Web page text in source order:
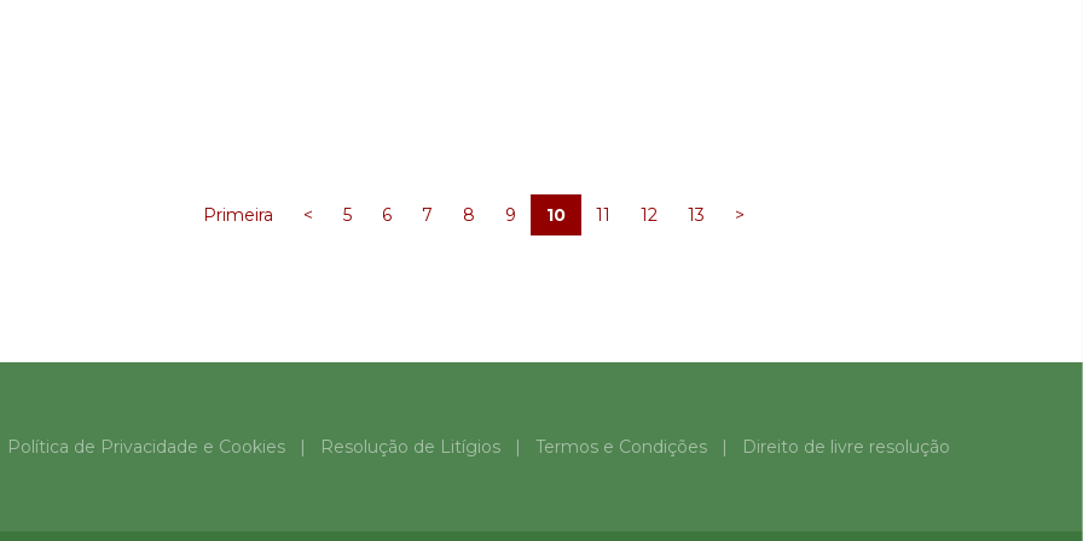
Primeira < 5 6 7 8 9 10 11 12 13 >
Política de Privacidade e Cookies | Resolução de Litígios | Termos e Condições | Direito de livre resolução